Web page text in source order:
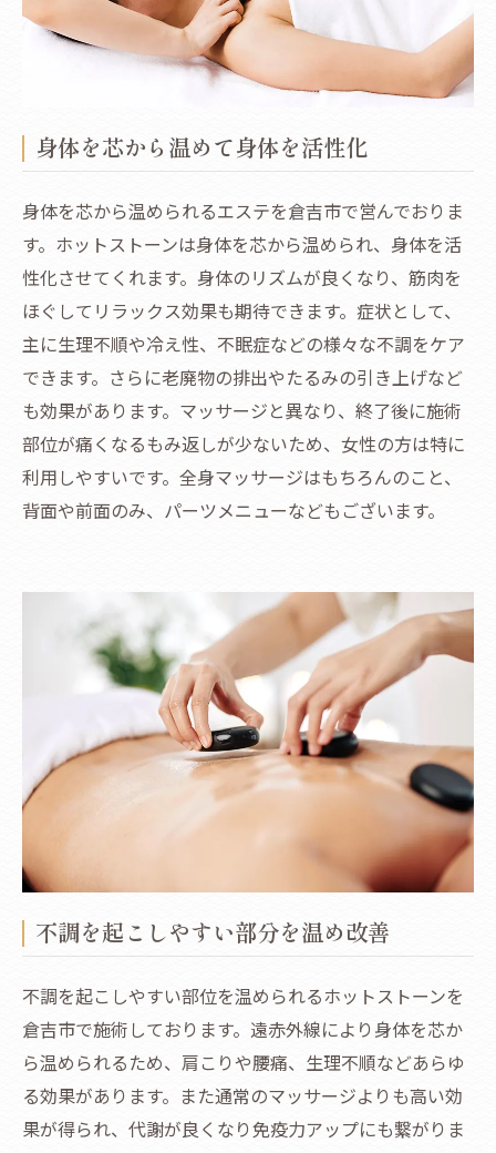
身体を芯から温めて身体を活性化
身体を芯から温められるエステを倉吉市で営んでおりま
す。ホットストーンは身体を芯から温められ、身体を活
性化させてくれます。身体のリズムが良くなり、筋肉を
ほぐしてリラックス効果も期待できます。症状として、
主に生理不順や冷え性、不眠症などの様々な不調をケア
できます。さらに老廃物の排出やたるみの引き上げなど
も効果があります。マッサージと異なり、終了後に施術
部位が痛くなるもみ返しが少ないため、女性の方は特に
利用しやすいです。全身マッサージはもちろんのこと、
背面や前面のみ、パーツメニューなどもございます。
不調を起こしやすい部分を温め改善
不調を起こしやすい部位を温められるホットストーンを
倉吉市で施術しております。遠赤外線により身体を芯か
ら温められるため、肩こりや腰痛、生理不順などあらゆ
る効果があります。また通常のマッサージよりも高い効
果が得られ、代謝が良くなり免疫力アップにも繋がりま